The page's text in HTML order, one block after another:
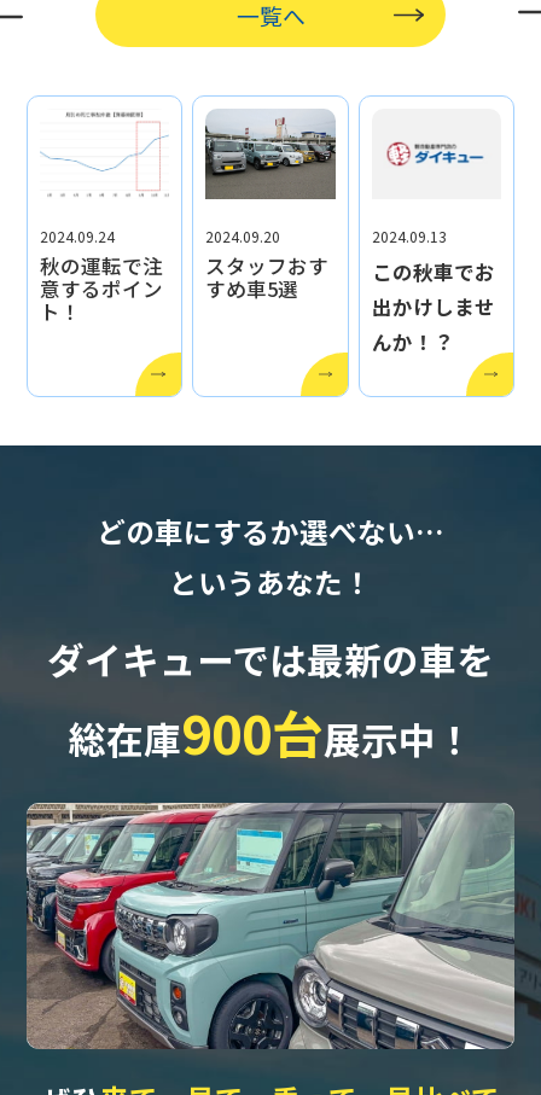
一覧へ
2024.09.24
秋の運転で注
意するポイン
ト！
2024.09.20
スタッフおす
すめ車5選
2024.09.13
この秋車でお
出かけしませ
んか！？
どの車にするか選べない…
というあなた！
ダイキューでは最新の車を
総在庫900台展示中！